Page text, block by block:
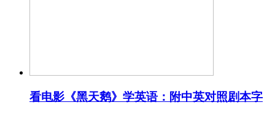
看电影《黑天鹅》学英语：附中英对照剧本字